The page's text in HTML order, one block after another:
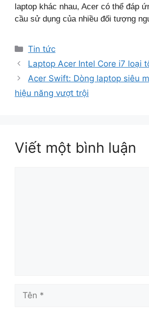
laptop khác nhau, Acer có thể đáp
cầu sử dụng của nhiều đối tượng
Danh
mục
Tin tức
Laptop Acer Intel Core i7 loại
Acer Swift: Dòng laptop siêu
hiệu năng vượt trội
Viết một bình luận
Tên